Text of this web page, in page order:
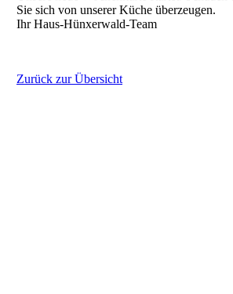
Sie sich von unserer Küche überzeugen.
Ihr Haus-Hünxerwald-Team
Zurück zur Übersicht